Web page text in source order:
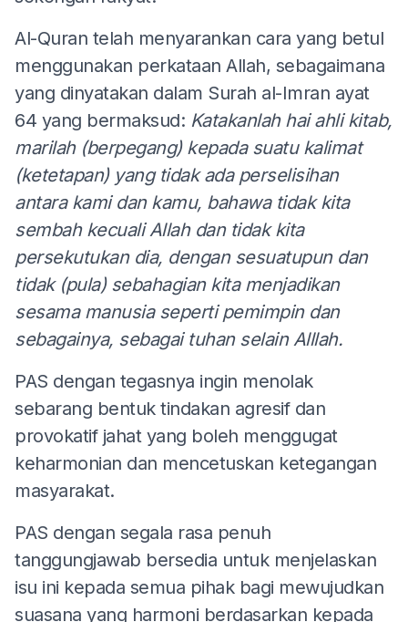
Al-Quran telah menyarankan cara yang betul
menggunakan perkataan Allah, sebagaimana
yang dinyatakan dalam Surah al-Imran ayat
64 yang bermaksud: Katakanlah hai ahli kitab,
marilah (berpegang) kepada suatu kalimat
(ketetapan) yang tidak ada perselisihan
antara kami dan kamu, bahawa tidak kita
sembah kecuali Allah dan tidak kita
persekutukan dia, dengan sesuatupun dan
tidak (pula) sebahagian kita menjadikan
sesama manusia seperti pemimpin dan
sebagainya, sebagai tuhan selain Alllah.
PAS dengan tegasnya ingin menolak
sebarang bentuk tindakan agresif dan
provokatif jahat yang boleh menggugat
keharmonian dan mencetuskan ketegangan
masyarakat.
PAS dengan segala rasa penuh
tanggungjawab bersedia untuk menjelaskan
isu ini kepada semua pihak bagi mewujudkan
suasana yang harmoni berdasarkan kepada